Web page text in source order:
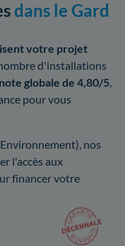
dans le Gard
votre projet
d'installations
note globale de 4,80/5
pour vous
nos
l'accès aux
financer votre